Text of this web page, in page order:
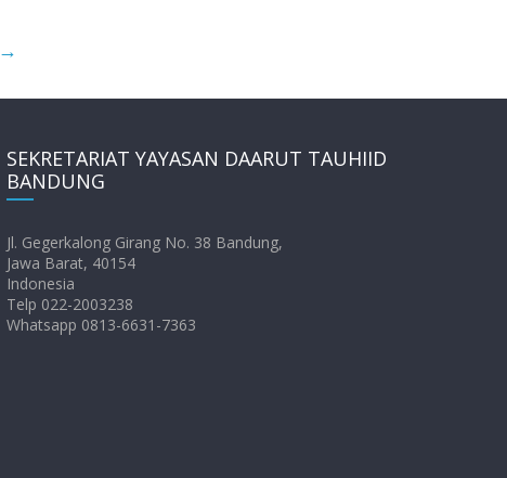
→
SEKRETARIAT YAYASAN DAARUT TAUHIID
BANDUNG
Jl. Gegerkalong Girang No. 38 Bandung,
Jawa Barat, 40154
Indonesia
Telp 022-2003238
Whatsapp 0813-6631-7363